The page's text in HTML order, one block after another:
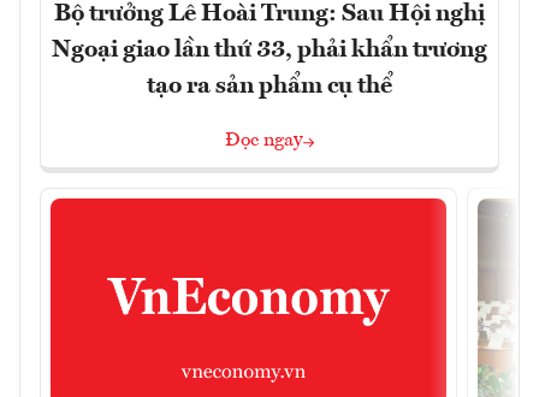
Bộ trưởng Lê Hoài Trung: Sau Hội nghị
Ngoại giao lần thứ 33, phải khẩn trương
tạo ra sản phẩm cụ thể
Đọc ngay